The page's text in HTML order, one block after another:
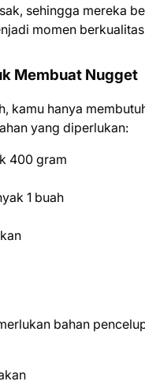
sehingga mereka
momen
Membuat Nugget
kamu hanya
yang diperlukan:
400 gram
1 buah
bahan